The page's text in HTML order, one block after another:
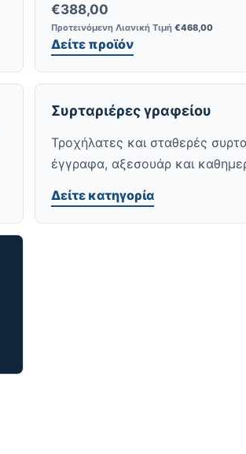
€388,00
Προτεινόμενη Λιανική Τιμή€468,00
Δείτε προϊόν
Συρταριέρες γραφείου
Τροχήλατες και σταθερές
έγγραφα, αξεσουάρ και
Δείτε κατηγορία